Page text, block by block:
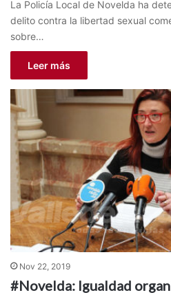
La Policía Local de Novelda ha
delito contra la libertad sexual
sobre…
Leer más
Nov 22, 2019
#Novelda: Igualdad